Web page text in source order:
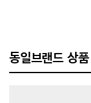
동일브랜드 상품